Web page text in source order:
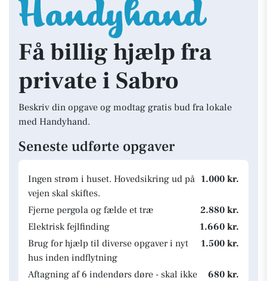
Få billig hjælp fra
private i Sabro
Beskriv din opgave og modtag gratis bud fra lokale
med Handyhand.
Seneste udførte opgaver
Ingen strøm i huset. Hovedsikring ud på
vejen skal skiftes.
1.000 kr.
Fjerne pergola og fælde et træ
2.880 kr.
Elektrisk fejlfinding
1.660 kr.
Brug for hjælp til diverse opgaver i nyt
hus inden indflytning
1.500 kr.
Aftagning af 6 indendørs døre - skal ikke 680 kr.